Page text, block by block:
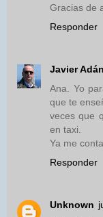
Gracias de
Responder
Javier Adán
Ana. Yo
que te
veces que
en taxi.
Ya me
Responder
Unknown